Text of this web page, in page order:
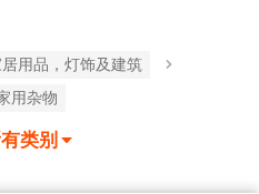
用品，灯饰及建筑
用杂物
类别